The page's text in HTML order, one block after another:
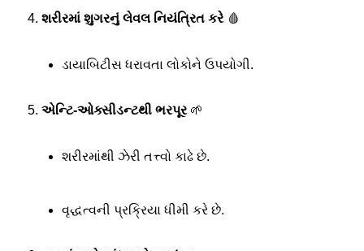
શરીરમાં શુગરનું લેવલ નિયંત્રિત કરે🩸
ડાયાબિટીસ ધરાવતા લોકોને ઉપયોગી.
એન્ટિ-ઓક્સીડન્ટથી ભરપૂર🌱
શરીરમાંથી ઝેરી તત્ત્વો કાઢે છે.
વૃદ્ધત્વની પ્રક્રિયા ધીમી કરે છે.